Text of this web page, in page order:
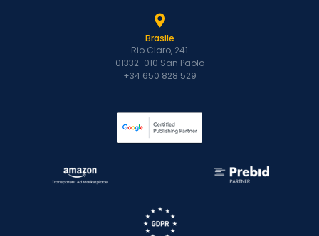
Brasile
Rio Claro, 241
01332-010 San Paolo
+34 650 828 529